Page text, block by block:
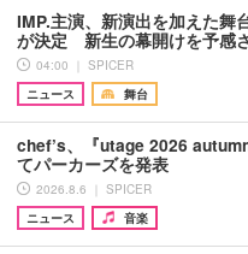
IMP.主演、新演出を加えた舞
が決定 新生の幕開けを予感
04:00 ｜ SPICER
ニュース
舞台
chef’s、『utage 2026
てパーカーズを発表
2026.8.6 ｜ SPICER
ニュース
音楽